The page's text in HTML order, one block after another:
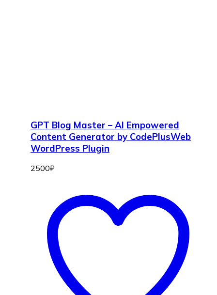
GPT Blog Master – AI Empowered
Content Generator by CodePlusWeb
WordPress Plugin
2500₽